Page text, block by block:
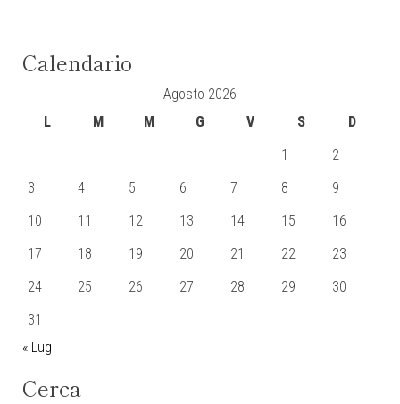
Calendario
Agosto 2026
L
M M G V S
D
1
2
3
4 5 6 7 8
9
10
11 12 13 14 15
16
17
18 19 20 21 22
23
24
25 26 27 28 29
30
31
« Lug
Cerca